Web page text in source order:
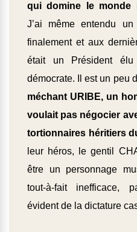
qui domine le monde
J’ai même entendu
finalement et aux
était un Président élu
démocrate. Il est un peu
méchant URIBE, un
voulait pas négocier
tortionnaires héritiers
leur héros, le gentil
être un personnage
tout-à-fait inefficace,
évident de la dictature